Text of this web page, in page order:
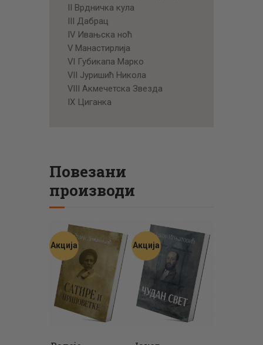
II Врдничка кула
III Дабрац
IV Ивањска ноћ
V Манастирлија
VI Губикапа Марко
VII Јуришић Никола
VIII Акмечетска Звезда
IX Циганка
Повезани
производи
Акција Акција